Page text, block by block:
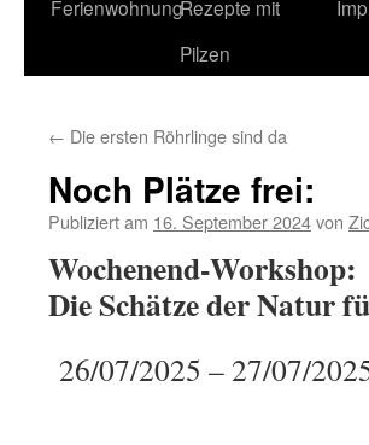
FerienwohnungRezepte mit
Pilzen
← Die ersten Röhrlinge sind da
Noch Plätze frei:
Publiziert am 16. September 2024von
Wochenend-Workshop:
Die Schätze der Natur
26/07/2025 – 27/07/